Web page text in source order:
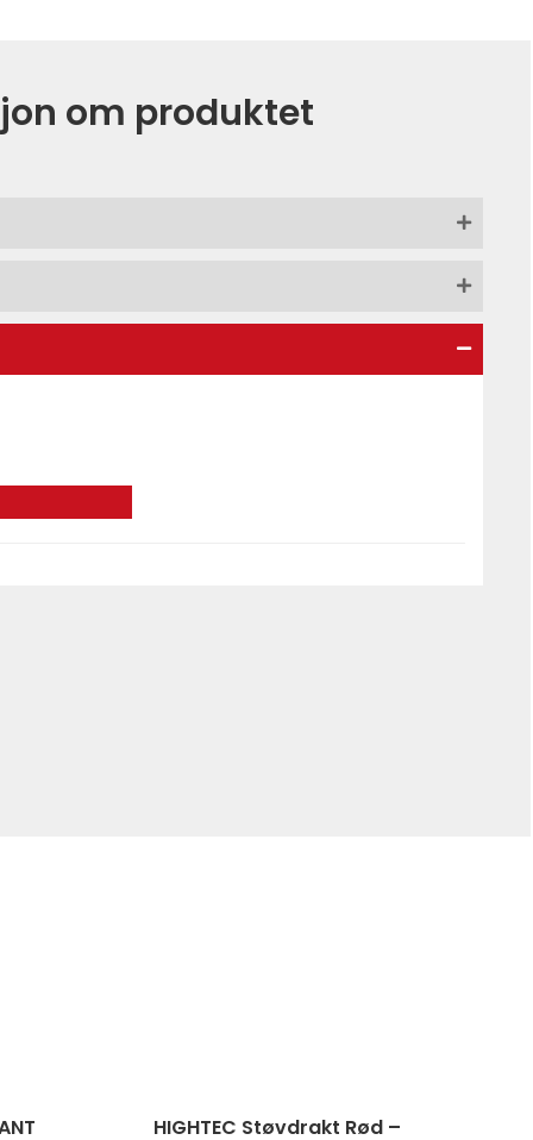
om produktet
HIGHTEC Støvdrakt Rød –